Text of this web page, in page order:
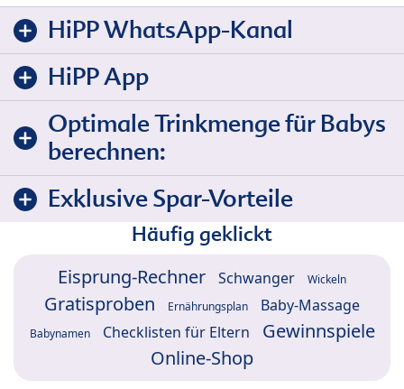
HiPP WhatsApp-Kanal
HiPP App
Optimale Trinkmenge für Babys
berechnen:
Exklusive Spar-Vorteile
Häufig geklickt
Eisprung-Rechner Schwanger Wickeln
Gratisproben Ernährungsplan Baby-Massage
Babynamen Checklisten für Eltern
Gewinnspiele
Online-Shop